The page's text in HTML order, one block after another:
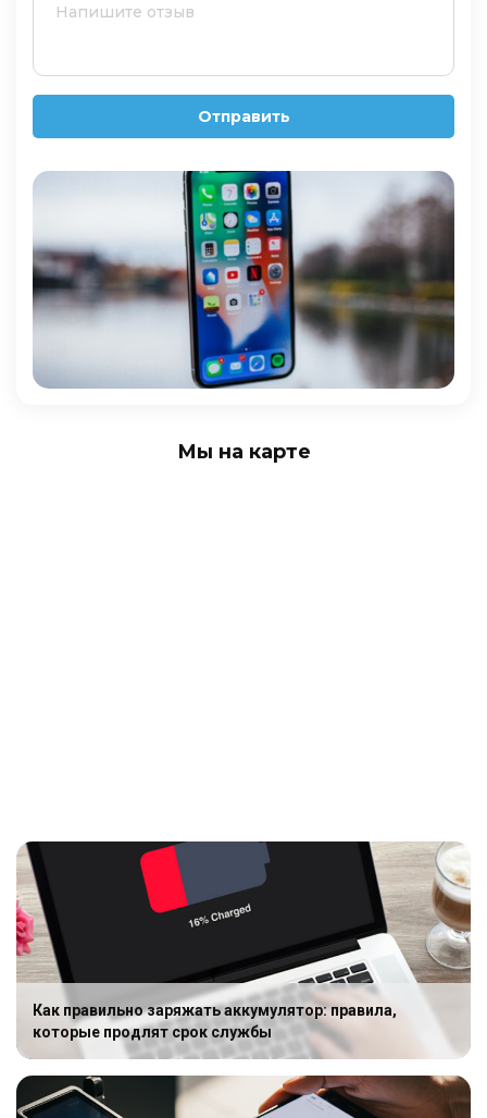
Отправить
Мы на карте
Как правильно заряжать аккумулятор: правила,
которые продлят срок службы